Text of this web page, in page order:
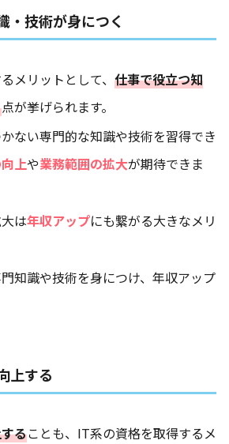
・技術が身につく
メリットとして、 仕事で役立つ知
点が挙げられます。
ない専門的な知識や技術を習得でき
上や業務範囲の拡大が期待できま
は年収アップにも繋がる大きなメリ
知識や技術を身につけ、年収アップ
上する
ることも、IT系の資格を取得するメ